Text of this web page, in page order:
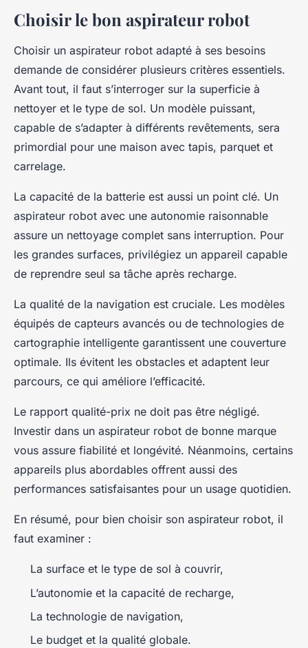
Choisir le bon aspirateur robot
Choisir un aspirateur robot adapté à ses besoins
demande de considérer plusieurs critères essentiels.
Avant tout, il faut s’interroger sur la superficie à
nettoyer et le type de sol. Un modèle puissant,
capable de s’adapter à différents revêtements, sera
primordial pour une maison avec tapis, parquet et
carrelage.
La capacité de la batterie est aussi un point clé. Un
aspirateur robot avec une autonomie raisonnable
assure un nettoyage complet sans interruption. Pour
les grandes surfaces, privilégiez un appareil capable
de reprendre seul sa tâche après recharge.
La qualité de la navigation est cruciale. Les modèles
équipés de capteurs avancés ou de technologies de
cartographie intelligente garantissent une couverture
optimale. Ils évitent les obstacles et adaptent leur
parcours, ce qui améliore l’efficacité.
Le rapport qualité-prix ne doit pas être négligé.
Investir dans un aspirateur robot de bonne marque
vous assure fiabilité et longévité. Néanmoins, certains
appareils plus abordables offrent aussi des
performances satisfaisantes pour un usage quotidien.
En résumé, pour bien choisir son aspirateur robot, il
faut examiner :
La surface et le type de sol à couvrir,
L’autonomie et la capacité de recharge,
La technologie de navigation,
Le budget et la qualité globale.